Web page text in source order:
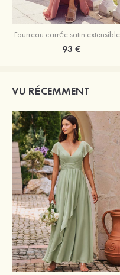
93 €
VU RÉCEMMENT